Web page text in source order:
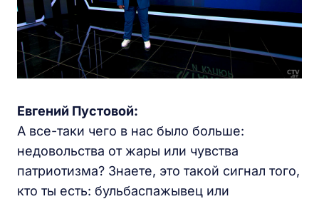
Евгений Пустовой:
А все-таки чего в нас было больше:
недовольства от жары или чувства
патриотизма? Знаете, это такой сигнал того,
кто ты есть: бульбаспажывец или